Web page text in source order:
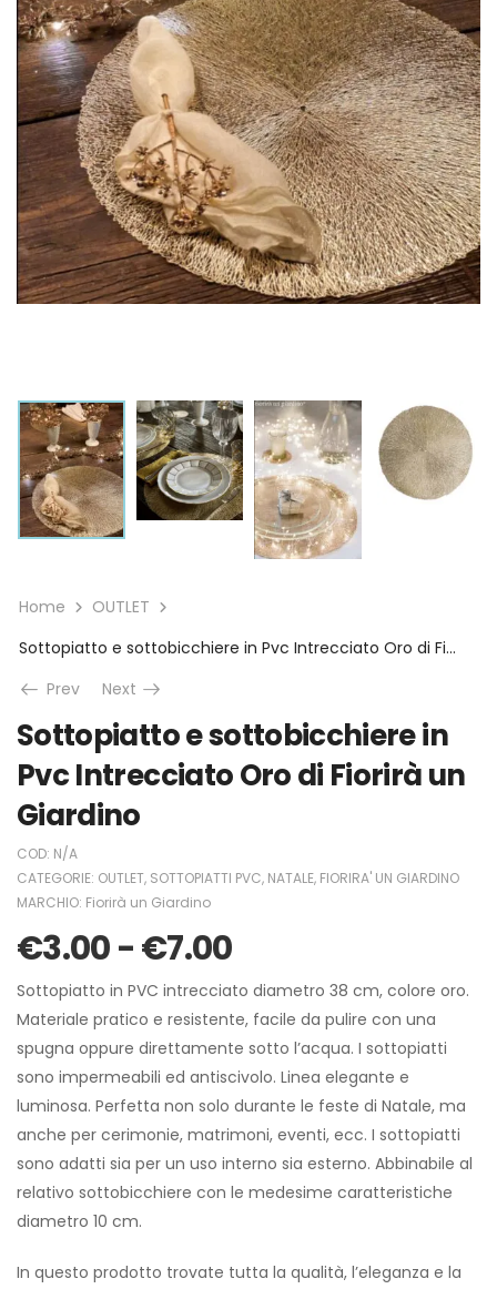
Home
OUTLET
Sottopiatto e sottobicchiere in Pvc Intrecciato Oro di Fiorirà un Giardino
Prev
Next
Sottopiatto e sottobicchiere in
Pvc Intrecciato Oro di Fiorirà un
Giardino
COD: N/A
CATEGORIE: OUTLET, SOTTOPIATTI PVC, NATALE, FIORIRA' UN GIARDINO
MARCHIO: Fiorirà un Giardino
€3.00-€7.00
Sottopiatto in PVC intrecciato diametro 38 cm, colore oro.
Materiale pratico e resistente, facile da pulire con una
spugna oppure direttamente sotto l’acqua. I sottopiatti
sono impermeabili ed antiscivolo. Linea elegante e
luminosa. Perfetta non solo durante le feste di Natale, ma
anche per cerimonie, matrimoni, eventi, ecc. I sottopiatti
sono adatti sia per un uso interno sia esterno. Abbinabile al
relativo sottobicchiere con le medesime caratteristiche
diametro 10 cm.
In questo prodotto trovate tutta la qualità, l’eleganza e la